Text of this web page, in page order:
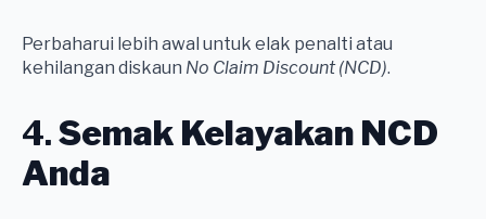
Perbaharui lebih awal untuk elak penalti atau
kehilangan diskaun No Claim Discount (NCD).
4.Semak Kelayakan NCD
Anda